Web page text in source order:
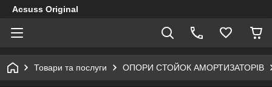
Acsuss Original
Товари та послуги ОПОРИ СТОЙОК АМОРТИЗАТОРІВ